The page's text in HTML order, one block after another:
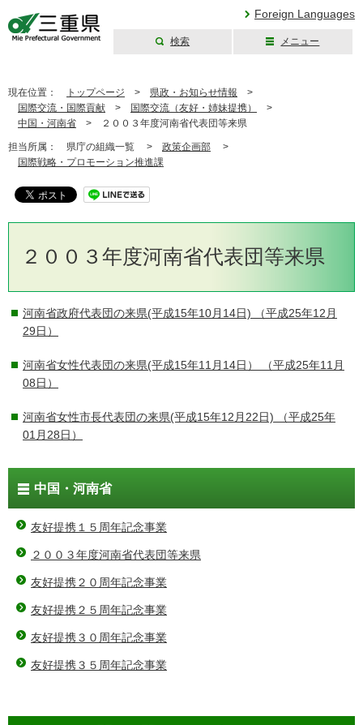
Foreign Languages
検索 メニュー
現在位置： トップページ > 県政・お知らせ情報 >
国際交流・国際貢献 > 国際交流（友好・姉妹提携）
>
中国・河南省 > ２００３年度河南省代表団等来県
担当所属： 県庁の組織一覧 > 政策企画部 >
国際戦略・プロモーション推進課
２００３年度河南省代表団等来県
河南省政府代表団の来県(平成15年10月14日) （平成25年12月
29日）
河南省女性代表団の来県(平成15年11月14日）
（平成25年11月
08日）
河南省女性市長代表団の来県(平成15年12月22日) （平成25年
01月28日）
中国・河南省
友好提携１５周年記念事業
２００３年度河南省代表団等来県
友好提携２０周年記念事業
友好提携２５周年記念事業
友好提携３０周年記念事業
友好提携３５周年記念事業